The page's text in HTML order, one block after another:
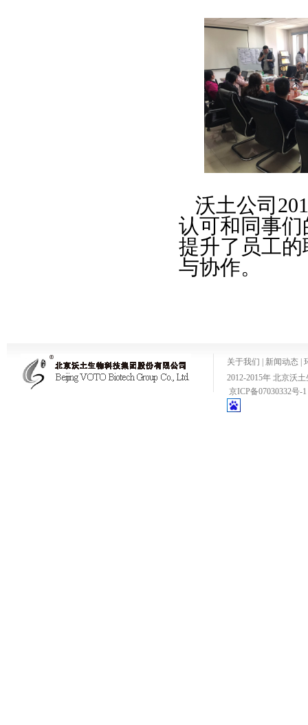
沃土公司
认可和同事
提升了员工的
与协作。
关于我们 新闻动态
2012-2015年 北京沃
京ICP备07030332号-1